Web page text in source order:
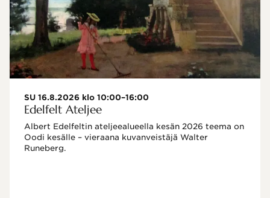
SU 16.8.2026 klo 10:00–16:00
Edelfelt Ateljee
Albert Edelfeltin ateljeealueella kesän 2026 teema on
Oodi kesälle – vieraana kuvanveistäjä Walter